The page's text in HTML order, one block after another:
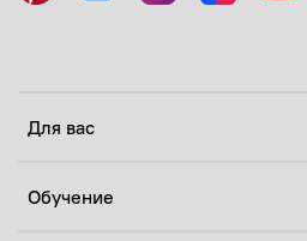
Для вас
Обучение